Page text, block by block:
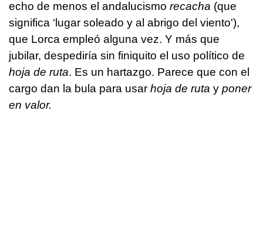
echo de menos el andalucismo recacha (que
significa ‘lugar soleado y al abrigo del viento'),
que Lorca empleó alguna vez. Y más que
jubilar, despediría sin finiquito el uso político de
hoja de ruta. Es un hartazgo. Parece que con el
cargo dan la bula para usar hoja de ruta y poner
en valor.